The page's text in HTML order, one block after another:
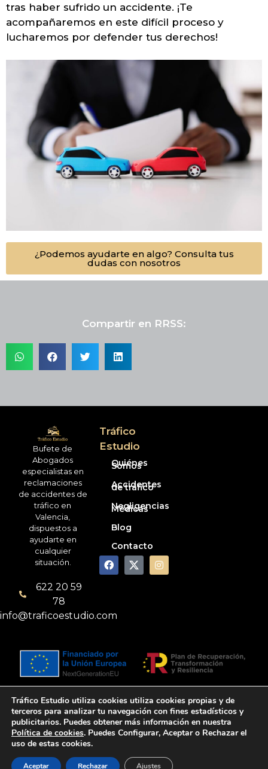
tras haber sufrido un accidente. ¡Te
acompañaremos en este difícil proceso y
lucharemos por defender tus derechos!
¿Podemos ayudarte en algo? Consulta tus
dudas con nosotros
Compartir en RRSS:
Bufete de
Abogados
especialistas en
reclamaciones
de accidentes de
tráfico en
Valencia,
dispuestos a
ayudarte en
cualquier
situación.
622 20 59
78
info@traficoestudio.com
Tráfico
Estudio
Quiénes
Somos
Accidentes
de tráfico
Negligencias
Médicas
Blog
Contacto
Política de Privacidad Política de Cookies
Aviso Legal Accesibilidad
© Tráfico Estudio – Todos los derechos reservados
Tráfico Estudio utiliza cookies utiliza cookies propias y de
terceros para analizar tu navegación con fines estadísticos y
publicitarios. Puedes obtener más información en nuestra
Política de cookies. Puedes Configurar, Aceptar o Rechazar el
uso de estas cookies.
Aceptar Rechazar Ajustes